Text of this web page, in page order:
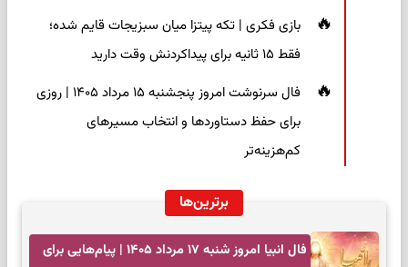
بازی فکری | تکه پیتزا میان سبزیجات قایم شده؛
فقط ۱۵ ثانیه برای پیداکردنش وقت دارید
فال سرنوشت امروز پنجشنبه ۱۵ مرداد ۱۴۰۵ | روزی
برای حفظ دستاوردها و انتخاب مسیرهای
کم‌هزینه‌تر
برترین‌ها
فال انبیا امروز شنبه ۱۷ مرداد ۱۴۰۵ | پیام‌هایی برای